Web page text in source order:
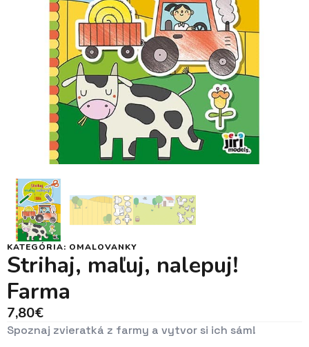
KATEGÓRIA: OMALOVANKY
Strihaj, maľuj, nalepuj!
Farma
7,80€
Spoznaj zvieratká z farmy a vytvor si ich sám!